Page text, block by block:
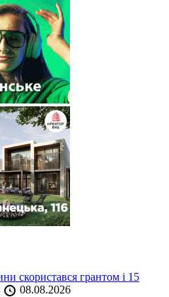
скористався грантом і 15
08.08.2026